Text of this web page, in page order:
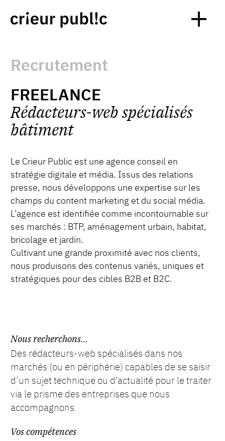
Recrutement
FREELANCE
Rédacteurs-web spécialisés
bâtiment
Le Crieur Public est une agence conseil en
stratégie digitale et média. Issus des relations
presse, nous développons une expertise sur les
champs du content marketing et du social média.
L’agence est identifiée comme incontournable sur
ses marchés : BTP, aménagement urbain, habitat,
bricolage et jardin.
Cultivant une grande proximité avec nos clients,
nous produisons des contenus variés, uniques et
stratégiques pour des cibles B2B et B2C.
Nous recherchons…
Des rédacteurs-web spécialisés dans nos
marchés (ou en périphérie) capables de se saisir
d’un sujet technique ou d’actualité pour le traiter
via le prisme des entreprises que nous
accompagnons.
Vos compétences